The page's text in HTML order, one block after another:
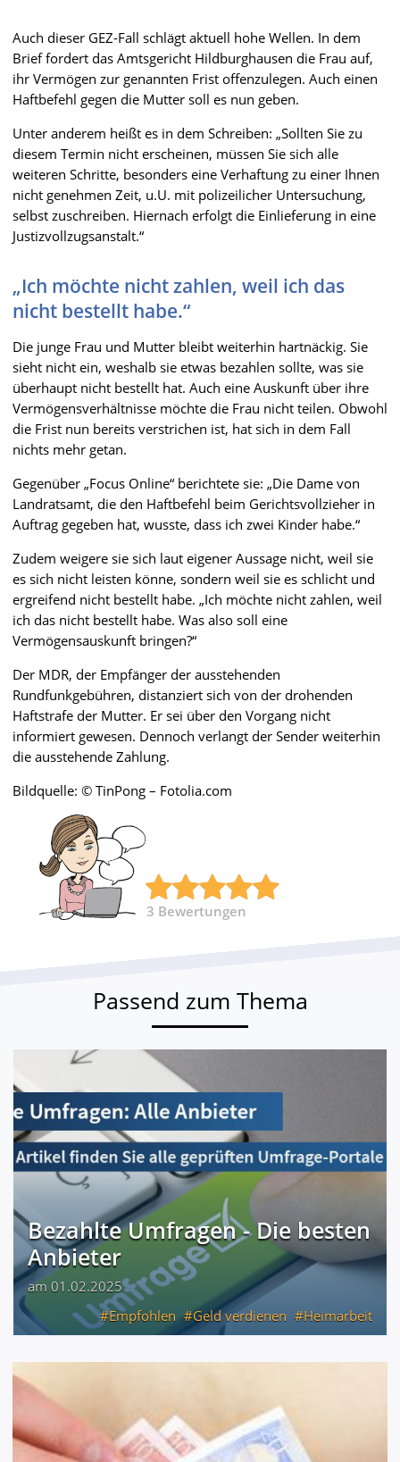
Auch dieser GEZ-Fall schlägt aktuell hohe Wellen. In dem
Brief fordert das Amtsgericht Hildburghausen die Frau auf,
ihr Vermögen zur genannten Frist offenzulegen. Auch einen
Haftbefehl gegen die Mutter soll es nun geben.
Unter anderem heißt es in dem Schreiben: „Sollten Sie zu
diesem Termin nicht erscheinen, müssen Sie sich alle
weiteren Schritte, besonders eine Verhaftung zu einer Ihnen
nicht genehmen Zeit, u.U. mit polizeilicher Untersuchung,
selbst zuschreiben. Hiernach erfolgt die Einlieferung in eine
Justizvollzugsanstalt.“
„Ich möchte nicht zahlen, weil ich das
nicht bestellt habe.“
Die junge Frau und Mutter bleibt weiterhin hartnäckig. Sie
sieht nicht ein, weshalb sie etwas bezahlen sollte, was sie
überhaupt nicht bestellt hat. Auch eine Auskunft über ihre
Vermögensverhältnisse möchte die Frau nicht teilen. Obwohl
die Frist nun bereits verstrichen ist, hat sich in dem Fall
nichts mehr getan.
Gegenüber „Focus Online“ berichtete sie: „Die Dame von
Landratsamt, die den Haftbefehl beim Gerichtsvollzieher in
Auftrag gegeben hat, wusste, dass ich zwei Kinder habe.“
Zudem weigere sie sich laut eigener Aussage nicht, weil sie
es sich nicht leisten könne, sondern weil sie es schlicht und
ergreifend nicht bestellt habe. „Ich möchte nicht zahlen, weil
ich das nicht bestellt habe. Was also soll eine
Vermögensauskunft bringen?“
Der MDR, der Empfänger der ausstehenden
Rundfunkgebühren, distanziert sich von der drohenden
Haftstrafe der Mutter. Er sei über den Vorgang nicht
informiert gewesen. Dennoch verlangt der Sender weiterhin
die ausstehende Zahlung.
Bildquelle: © TinPong – Fotolia.com
3 Bewertungen
Passend zum Thema
Bezahlte Umfragen - Die besten
Anbieter
am 01.02.2025
Empfohlen
Geld verdienen Heimarbeit